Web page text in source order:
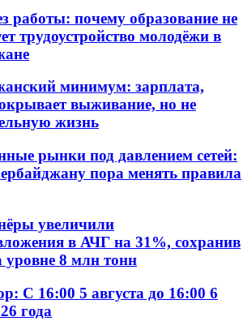
работы: почему образование не
трудоустройство молодёжи в
минимум: зарплата,
выживание, но не
жизнь
рынки под давлением сетей:
пора менять правила
увеличили
в АЧГ на 31%, сохранив
уровне 8 млн тонн
С 16:00 5 августа до 16:00 6
года